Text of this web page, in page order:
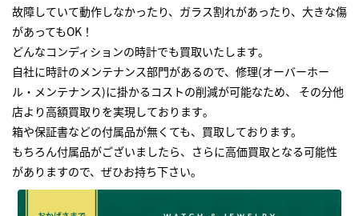
故障していて動作しなかったり、ガラス割れがあったり、大きな傷
があってもOK！
どんなコンディションの時計でも買取いたします｡
自社に時計のメンテナンス部門があるので、修理(オーバーホー
ル・メンテナンス)に掛かるコストの削減が可能なため、 その分他
店より高額買取りを実現しております｡
箱や保証書などの付属品が無くても、買取しております。
もちろん付属品がございましたら、さらに高価買取となる可能性
がありますので、ぜひお持ち下さい｡